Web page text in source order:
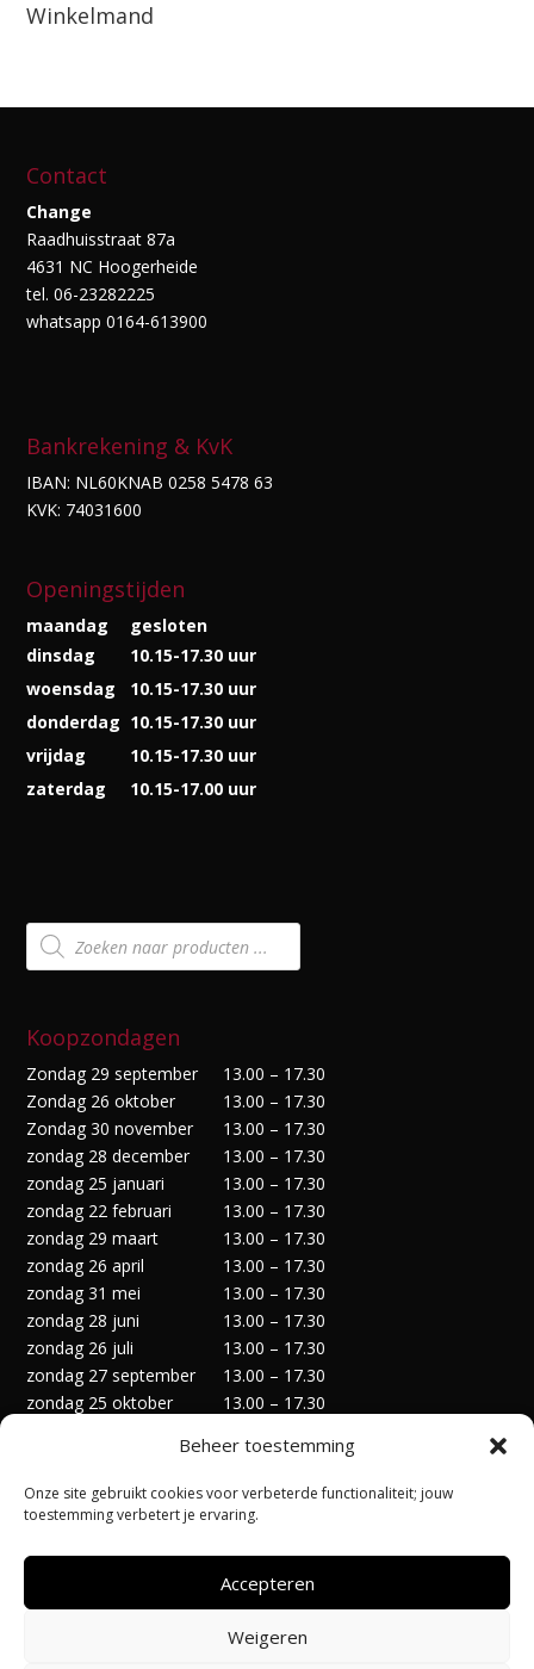
Beheer toestemming
Onze site gebruikt cookies voor verbeterde functionaliteit; jouw
toestemming verbetert je ervaring.
Accepteren
Weigeren
Winkelmand
Contact
Change
Raadhuisstraat 87a
4631 NC Hoogerheide
tel. 06-23282225
whatsapp 0164-613900
Bankrekening & KvK
IBAN: NL60KNAB 0258 5478 63
KVK: 74031600
Openingstijden
maandag
gesloten
dinsdag
10.15-17.30 uur
woensdag
10.15-17.30 uur
donderdag 10.15-17.30 uur
vrijdag
10.15-17.30 uur
zaterdag
10.15-17.00 uur
Producten
zoeken
Koopzondagen
Zondag 29 september
13.00 – 17.30
Zondag 26 oktober
13.00 – 17.30
Zondag 30 november
13.00 – 17.30
zondag 28 december
13.00 – 17.30
zondag 25 januari
13.00 – 17.30
zondag 22 februari
13.00 – 17.30
zondag 29 maart
13.00 – 17.30
zondag 26 april
13.00 – 17.30
zondag 31 mei
13.00 – 17.30
zondag 28 juni
13.00 – 17.30
zondag 26 juli
13.00 – 17.30
zondag 27 september
13.00 – 17.30
zondag 25 oktober
13.00 – 17.30
zondag 27 december
13.00 – 17.30
Privacyverklaring
Algemene Voorwaarden
Cookiebeleid (EU)